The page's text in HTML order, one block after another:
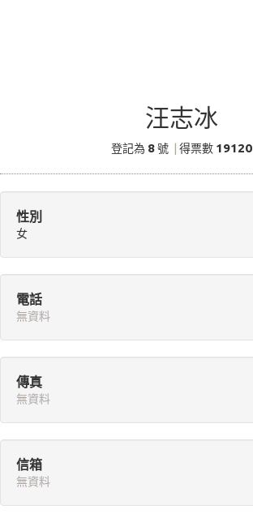
汪志冰
登記為 8號 得票數 19120
性別
女
電話
無資料
傳真
無資料
信箱
無資料